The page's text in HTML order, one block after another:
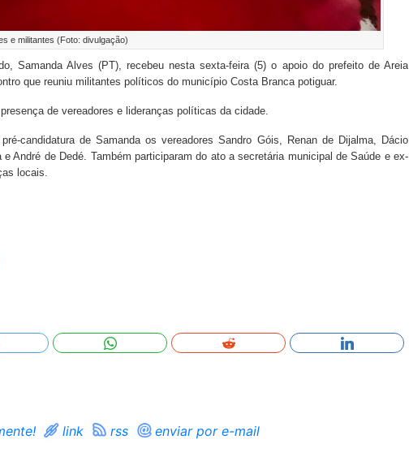
e militantes (Foto: divulgação)
Samanda Alves (PT), recebeu nesta sexta-feira (5) o apoio do prefeito de Areia
que reuniu militantes políticos do município Costa Branca potiguar.
de vereadores e lideranças políticas da cidade.
candidatura de Samanda os vereadores Sandro Góis, Renan de Dijalma, Dácio
André de Dedé. Também participaram do ato a secretária municipal de Saúde e ex-
locais.
link rss enviar por e-mail